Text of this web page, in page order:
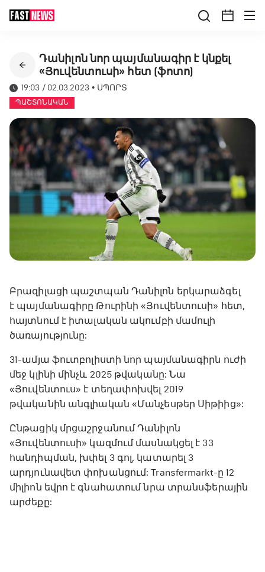
Դանիլոն նոր պայմանագիր է կնքել
«Յուվենտուսի» հետ (ֆոտո)
19:03 / 02.03.2023 • ՍՊՈՐՏ
ՊԱՇՏՈՆԱԿԱՆ
Բրազիլացի պաշտպան Դանիլոն երկարաձգել
է պայմանագիրը Թուրինի «Յուվենտուսի» հետ,
հայտնում է իտալական ակումբի մամուլի
ծառայությունը:
31-ամյա ֆուտբոլիստի նոր պայմանագիրն ուժի
մեջ կլինի մինչև 2025 թվականը: Նա
«Յուվենտուս» է տեղափոխվել 2019
թվականին անգլիական «Մանչեսթեր Սիթիից»:
Ընթացիկ մրցաշրջանում Դանիլոն
«Յուվենտուսի» կազմում մասնակցել է 33
հանդիպման, խփել 3 գոլ, կատարել 3
արդյունավետ փոխանցում: Transfermarkt-ը 12
միլիոն եվրո է գնահատում նրա տրանսֆերային
արժեքը: